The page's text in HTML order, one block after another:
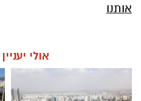
אותנו
אולי